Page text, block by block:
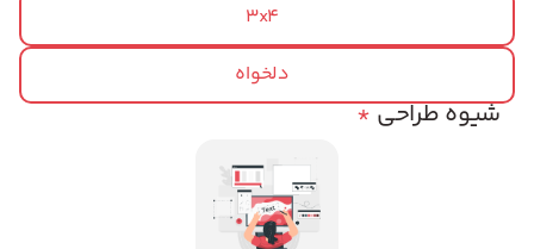
3x4
دلخواه
*شیوه طراحی